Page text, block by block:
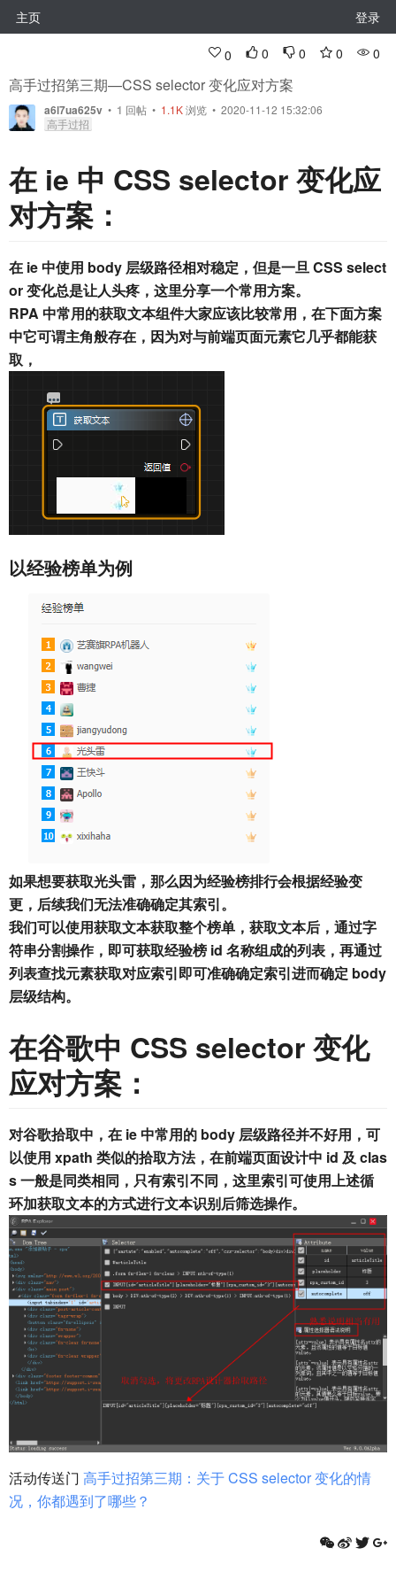
主页 登录
0 0 0 0 0
高手过招第三期—CSS selector 变化应对方案
a6l7ua625v • 1 回帖 • 1.1K浏览 • 2020-11-12 15:32:06
高手过招
在 ie 中 CSS selector 变化应
对方案：
在 ie 中使用 body 层级路径相对稳定，但是一旦 CSS select
or 变化总是让人头疼，这里分享一个常用方案。
RPA 中常用的获取文本组件大家应该比较常用，在下面方案
中它可谓主角般存在，因为对与前端页面元素它几乎都能获
取，
以经验榜单为例
如果想要获取光头雷，那么因为经验榜排行会根据经验变
更，后续我们无法准确确定其索引。
我们可以使用获取文本获取整个榜单，获取文本后，通过字
符串分割操作，即可获取经验榜 id 名称组成的列表，再通过
列表查找元素获取对应索引即可准确确定索引进而确定 body
层级结构。
在谷歌中 CSS selector 变化
应对方案：
对谷歌拾取中，在 ie 中常用的 body 层级路径并不好用，可
以使用 xpath 类似的拾取方法，在前端页面设计中 id 及 clas
s 一般是同类相同，只有索引不同，这里索引可使用上述循
环加获取文本的方式进行文本识别后筛选操作。
活动传送门 高手过招第三期：关于 CSS selector 变化的情
况，你都遇到了哪些？